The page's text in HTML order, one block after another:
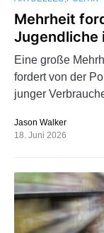
Mehrheit
Jugendliche
Eine große
fordert von der
junger
Jason Walker
18. Juni 2026